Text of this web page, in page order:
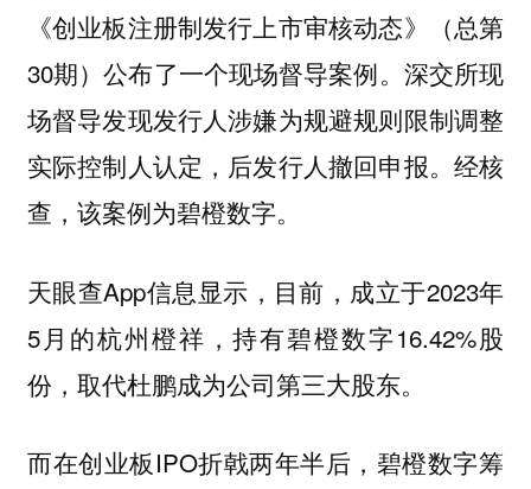
《创业板注册制发行上市审核动态》（总第
30期）公布了一个现场督导案例。深交所现
场督导发现发行人涉嫌为规避规则限制调整
实际控制人认定，后发行人撤回申报。经核
查，该案例为碧橙数字。
天眼查App信息显示，目前，成立于2023年
5月的杭州橙祥，持有碧橙数字16.42%股
份，取代杜鹏成为公司第三大股东。
而在创业板IPO折戟两年半后，碧橙数字筹